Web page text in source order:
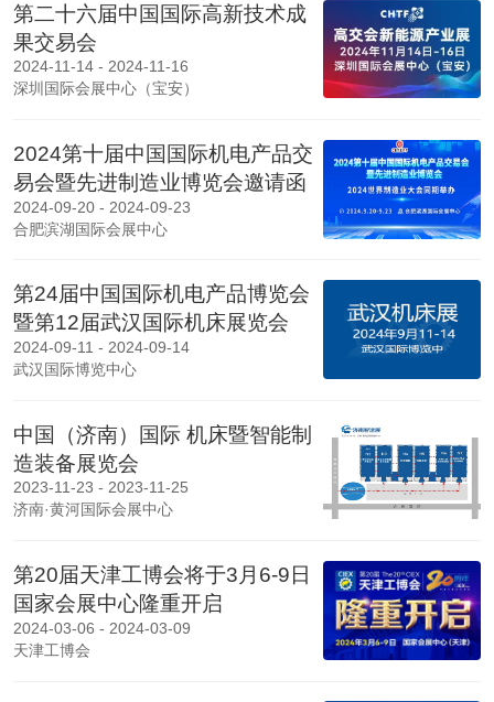
第二十六届中国国际高新技术成
果交易会
2024-11-14 - 2024-11-16
深圳国际会展中心（宝安）
2024第十届中国国际机电产品交
易会暨先进制造业博览会邀请函
2024-09-20 - 2024-09-23
合肥滨湖国际会展中心
第24届中国国际机电产品博览会
暨第12届武汉国际机床展览会
2024-09-11 - 2024-09-14
武汉国际博览中心
中国（济南）国际 机床暨智能制
造装备展览会
2023-11-23 - 2023-11-25
济南·黄河国际会展中心
第20届天津工博会将于3月6-9日
国家会展中心隆重开启
2024-03-06 - 2024-03-09
天津工博会